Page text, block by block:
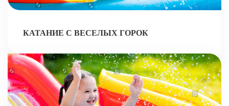
КАТАНИЕ С ВЕСЕЛЫХ ГОРОК